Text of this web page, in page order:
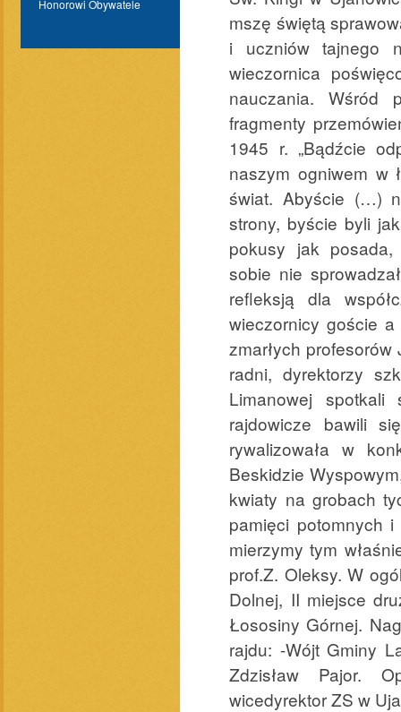
Honorowi Obywatele
mszę świętą
i uczniów tajnego
wieczornica
nauczania. Wśród
fragmenty
1945 r. „Bądźcie
naszym ogniwem w
świat. Abyście (…)
strony, byście byli
pokusy jak posada,
sobie nie
refleksją dla
wieczornicy goście
zmarłych profesorów
radni, dyrektorzy
Limanowej
rajdowicze bawili
rywalizowała w
Beskidzie
kwiaty na grobach
pamięci potomnych
mierzymy tym
prof.Z. Oleksy. W
Dolnej, II miejsce
Łososiny Górnej.
rajdu: -Wójt Gminy
Zdzisław Pajor.
wicedyrektor ZS w